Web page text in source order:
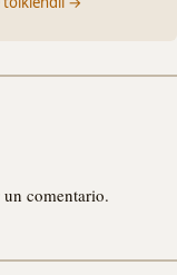
comentario.